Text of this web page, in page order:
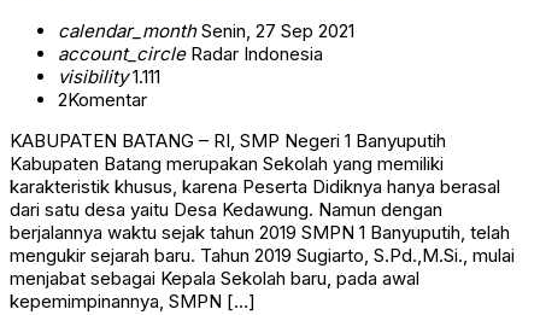
calendar_monthSenin, 27 Sep 2021
account_circleRadar Indonesia
visibility1.111
2Komentar
KABUPATEN BATANG – RI, SMP Negeri 1 Banyuputih
Kabupaten Batang merupakan Sekolah yang memiliki
karakteristik khusus, karena Peserta Didiknya hanya berasal
dari satu desa yaitu Desa Kedawung. Namun dengan
berjalannya waktu sejak tahun 2019 SMPN 1 Banyuputih, telah
mengukir sejarah baru. Tahun 2019 Sugiarto, S.Pd.,M.Si., mulai
menjabat sebagai Kepala Sekolah baru, pada awal
kepemimpinannya, SMPN […]